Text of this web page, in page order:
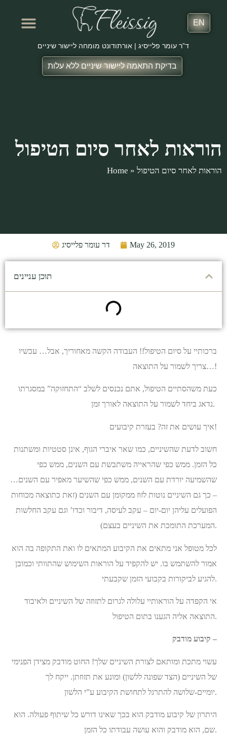
EN
ד”ר עומר פלייסיג | אורתודונט מומחה ליישור שיניים
בדיקת התאמה ליישור שיניים ללא עלות
Home »
דר עומר פלייסיג May 26, 2019
תוכן עניינים
ברכותיי על סיום הטיפול!! העבודה הקשה מאחוריך, אבל… עכשיו
צריך לשמור על התוצאה…!
כעת משהסתיים הטיפול, אתם נכנסים לשלב “התחזוקה” במסגרתו
נדאג ביחד לשמור על התוצאה לאורך זמן.
איך עושים את זה? בעזרת קיבועים!
חשוב לדעת שהשיניים, כמו שאר איברי הגוף, אינן סטטיות ומשתנות
כל הזמן. ממש כפי שהראייה משתבשת עם השנים, ממש כפי
שהשמיעה יורדת עם השנים, ממש כפי שהשיער מאפיר עם השנים…
– כך גם השיניים נוטות לזוז ממקומן עם השנים (זאת כתוצאה מכוחות
הפועלים עליהן יום-יום – עקב לעיסה, דיבור וכדו’ וגם עקב החלשות
המערכת התומכת את השיניים בעצם).
לכל מטופל אני מתאים את הקיבוע המתאים לו ואת התקופה בה הוא
אמור להשתמש בו. יש להקפיד על הוראות השימוש שהתוותי וכמובן
להגיע לביקורות בקבועי הזמן שקבעתי.
אי הקפדה על הוראותיי עלולה לגרום לתזוזה של השיניים ולאיבוד
התוצאה אליה הגענו בתום הטיפול.
קיבוע מודבק –
עשוי מתכת ומותאם לצורת השיניים שלך! החוט מודבק מצידן הפנימי
של השיניים (הצד שפונה ללשון) ומונע את תזוזתן. ייקח לך
יומיים-שלושה להתרגל לתחושת הקיבוע ע”י הלשון.
היתרון של קיבוע מודבק הוא בכך שאינו דורש כל שיתוף פעולה. הוא
שם, הוא מודבק והוא עושה עבודתו כל הזמן.